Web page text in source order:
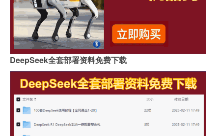
DeepSeek全套部署资料免费下载